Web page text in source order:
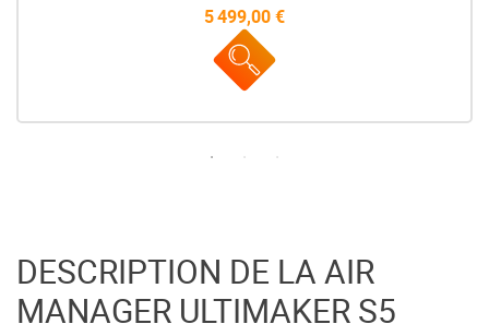
Prix
5 499,00 €
DESCRIPTION DE LA AIR
MANAGER ULTIMAKER S5